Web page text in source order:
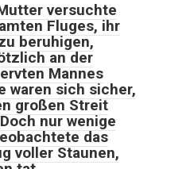
versuchte
Fluges, ihr
beruhigen,
an der
Mannes
waren sich sicher,
großen Streit
nur wenige
das
voller Staunen,